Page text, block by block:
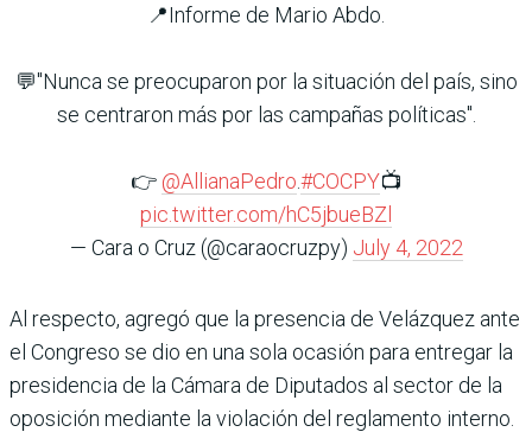
📍Informe de Mario Abdo.
💬"Nunca se preocuparon por la situación del país, sino
se centraron más por las campañas políticas".
👉 @AllianaPedro#COCPY📺
pic.twitter.com/hC5jbueBZl
— Cara o Cruz (@caraocruzpy) July 4, 2022
Al respecto, agregó que la presencia de Velázquez ante
el Congreso se dio en una sola ocasión para entregar la
presidencia de la Cámara de Diputados al sector de la
oposición mediante la violación del reglamento interno.